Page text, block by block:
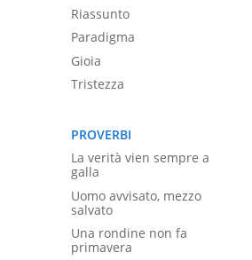
Riassunto
Paradigma
Gioia
Tristezza
PROVERBI
La verità vien sempre a
galla
Uomo avvisato, mezzo
salvato
Una rondine non fa
primavera